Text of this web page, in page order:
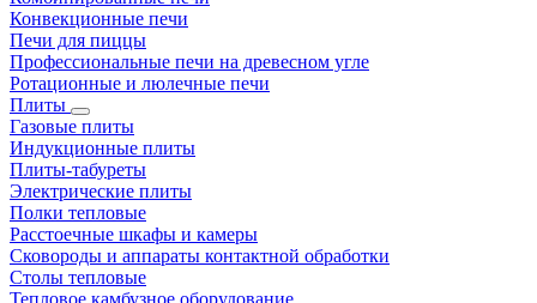
Конвекционные печи
Печи для пиццы
Профессиональные печи на древесном угле
Ротационные и люлечные печи
Плиты
Газовые плиты
Индукционные плиты
Плиты-табуреты
Электрические плиты
Полки тепловые
Расстоечные шкафы и камеры
Сковороды и аппараты контактной обработки
Столы тепловые
Тепловое камбузное оборудование